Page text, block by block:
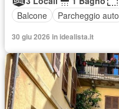
Balcone
Parcheggio auto
30 giu 2026 in idealista.it